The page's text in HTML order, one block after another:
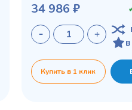
34 986 ₽
Купить в 1 клик